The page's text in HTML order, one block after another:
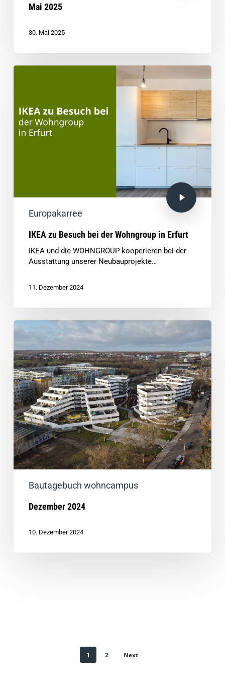
Mai 2025
30. Mai 2025
Europakarree
IKEA zu Besuch bei der Wohngroup in Erfurt
IKEA und die WOHNGROUP kooperieren bei der
Ausstattung unserer Neubauprojekte…
11. Dezember 2024
Bautagebuch wohncampus
Dezember 2024
10. Dezember 2024
1 2 Next